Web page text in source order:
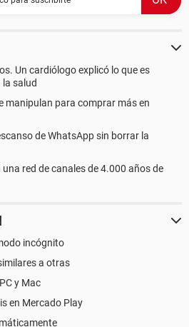
Un cardiólogo explicó lo que es
salud
manipulan para comprar más en
de WhatsApp sin borrar la
red de canales de 4.000 años de
incógnito
a otras
y Mac
en Mercado Play